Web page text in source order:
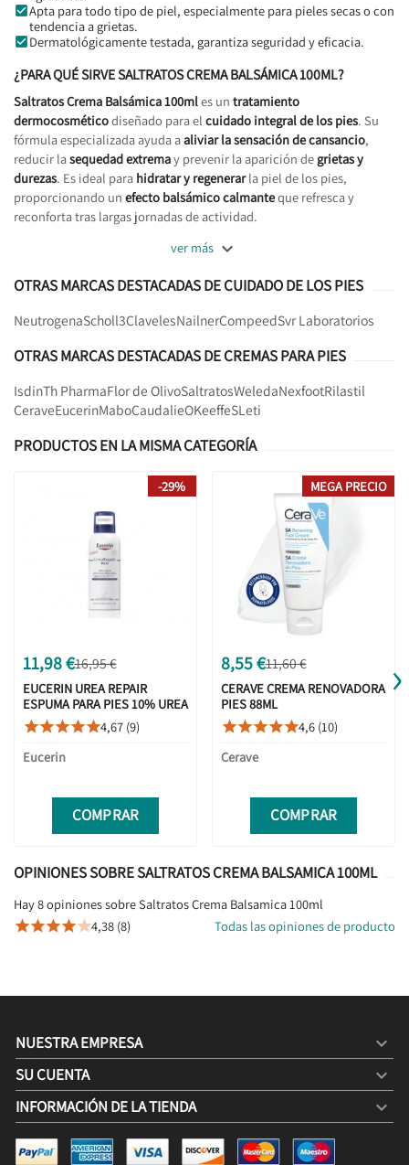
SALTRATOS CREMA BALSAMICA 100ML
Apta para todo tipo de piel, especialmente para pieles secas o con
tendencia a grietas.
Dermatológicamente testada, garantiza seguridad y eficacia.
¿PARA QUÉ SIRVE SALTRATOS CREMA BALSÁMICA 100ML?
Saltratos Crema Balsámica 100mles un tratamiento
dermocosméticodiseñado para el cuidado integral de los pies. Su
fórmula especializada ayuda aaliviar la sensación de cansancio,
reducir lasequedad extremay prevenir la aparición de grietas y
durezas. Es ideal para hidratar y regenerarla piel de los pies,
proporcionando un efecto balsámico calmanteque refresca y
reconforta tras largas jornadas de actividad.
ver más 
OTRAS MARCAS DESTACADAS DE CUIDADO DE LOS PIES
NeutrogenaScholl3ClavelesNailnerCompeedSvr Laboratorios
OTRAS MARCAS DESTACADAS DE CREMAS PARA PIES
IsdinTh PharmaFlor de OlivoSaltratosWeledaNexfootRilastil
CeraveEucerinMaboCaudalieOKeeffeSLeti
PRODUCTOS EN LA MISMA CATEGORÍA
11,98 €16,95 €
EUCERIN UREA REPAIR
ESPUMA PARA PIES 10% UREA
150ML
4,67 (9)
Eucerin
COMPRAR
-29%
8,55 €11,60 €
CERAVE CREMA RENOVADORA
PIES 88ML
4,6 (10)
Cerave
COMPRAR
MEGA PRECIO
›
OPINIONES SOBRE SALTRATOS CREMA BALSAMICA 100ML
Hay 8 opiniones sobre Saltratos Crema Balsamica 100ml
4,38 (8) Todas las opiniones de producto
NUESTRA EMPRESA 
SU CUENTA 
INFORMACIÓN DE LA TIENDA keyboard_arrow_down